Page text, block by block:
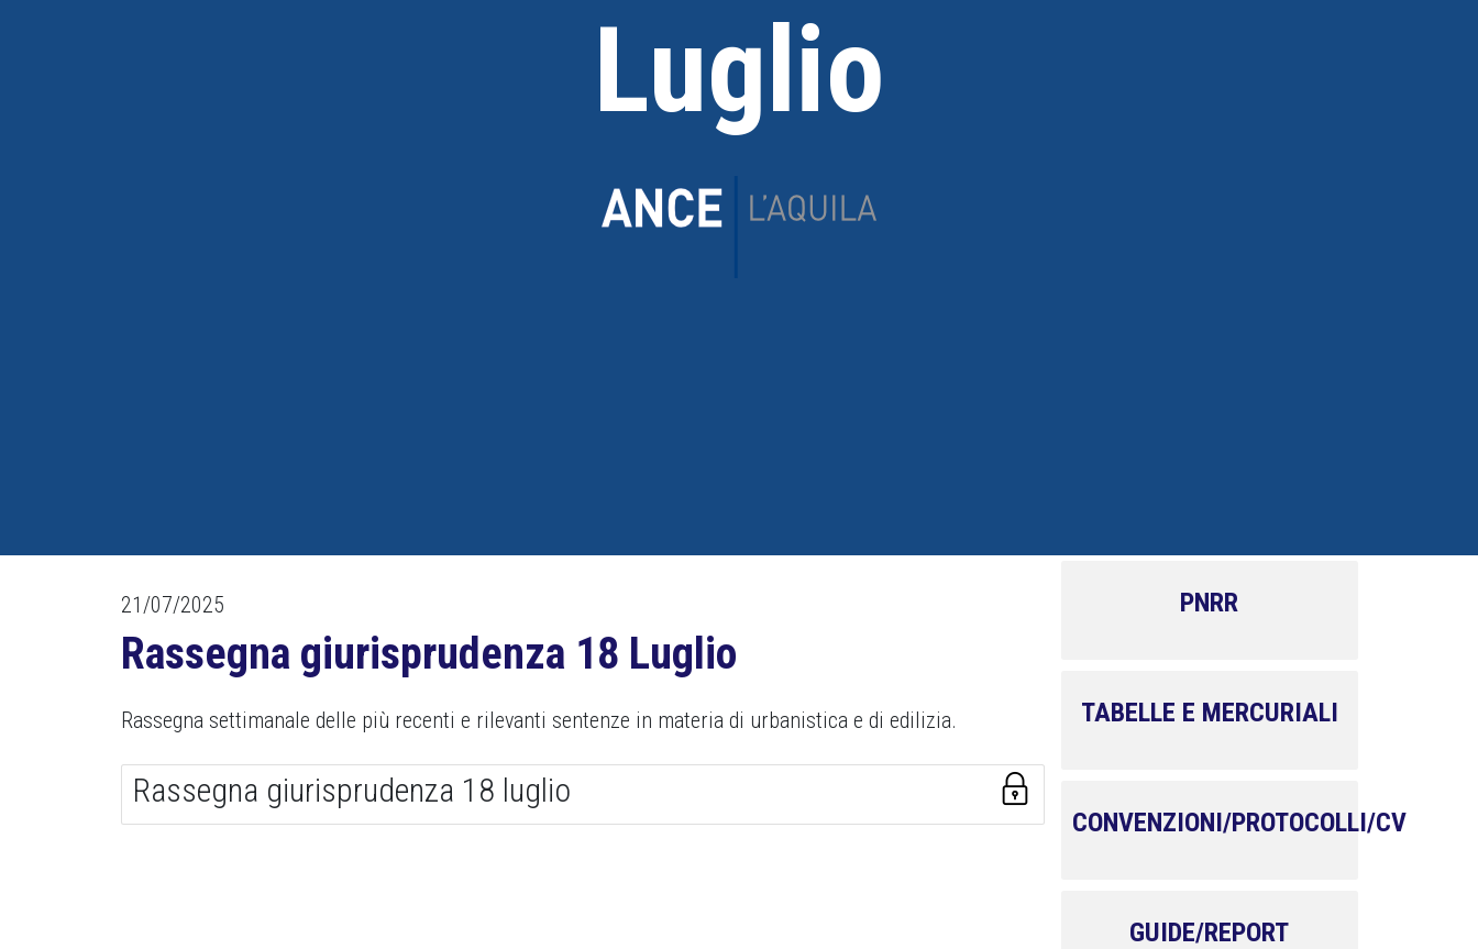
Luglio
21/07/2025
Rassegna giurisprudenza 18 Luglio
Rassegna settimanale delle più recenti e rilevanti sentenze in materia di urbanistica e di edilizia.
Rassegna giurisprudenza 18 luglio
PNRR
TABELLE E MERCURIALI
CONVENZIONI/PROTOCOLLI/CV
GUIDE/REPORT